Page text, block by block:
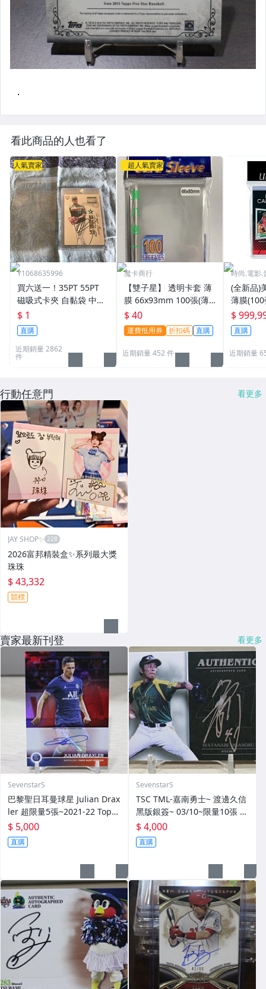
看此商品的人也看了
人氣賣家
Y1068635996
買六送一！35PT 55PT
磁吸式卡夾 自黏袋 中華
職棒球員卡 遊戲王 寶可
夢PTCG 漫威 ultra pro
可用
$ 1
直購
近期銷量 2862
件
超人氣賣家
魔卡商行
【雙子星】 透明卡套 薄
膜 66x93mm 100張(薄)
適用 BBM MLB Topps C
PBL 球員卡
$ 40
運費抵用券 折扣碼 直購
近期銷量 452 件
時尚.電影.
(全新品)
薄膜
次到貨
$
直購
近期銷量
行動任意門 看更多
JAY SHOP✨
2026富邦精裝盒✨系列最大獎
珠珠
$ 43,332
競標
賣家最新刊登 看更多
SevenstarS
巴黎聖日耳曼球星 Julian Drax
ler 超限量5張~2021-22 Topp
s Paris Saint-Germain SSP
亮面簽名卡~
$ 5,000
直購
SevenstarS
TSC TML-嘉南勇士~ 渡邊久信
黑版銀簽~ 03/10~限量10張 簽
名卡~交換卡 已換回~ 簽背號4
1~西武獅日職3屆勝投王 勇士T
ML三冠王 MVP~
$ 4,000
直購